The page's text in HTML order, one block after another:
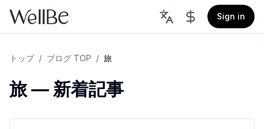
Sign in
トップ / ブログ TOP / 旅
旅 — 新着記事